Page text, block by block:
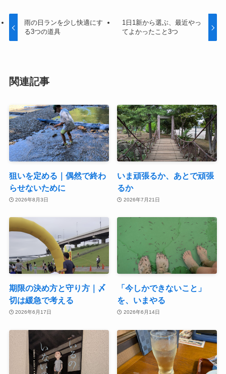
雨の日ランを少し快適にす
る3つの道具
1日1新から選ぶ、最近やっ
てよかったこと3つ
関連記事
狙いを定める｜偶然で終わ
らせないために
2026年8月3日
いま頑張るか、あとで頑張
るか
2026年7月21日
期限の決め方と守り方｜〆
切は緩急で考える
2026年6月17日
「今しかできないこと」
を、いまやる
2026年6月14日